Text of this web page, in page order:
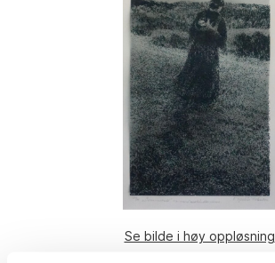
Se bilde i høy oppløsning